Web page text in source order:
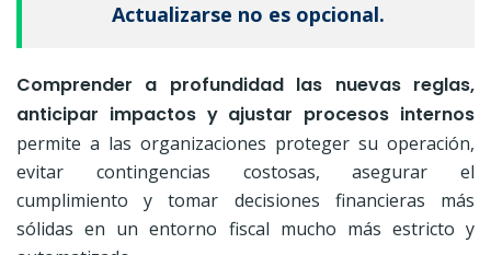
Actualizarse no es opcional.
Comprender a profundidad las nuevas reglas,
anticipar impactos y ajustar procesos internos
permite a las organizaciones proteger su operación,
evitar contingencias costosas, asegurar el
cumplimiento y tomar decisiones financieras más
sólidas en un entorno fiscal mucho más estricto y